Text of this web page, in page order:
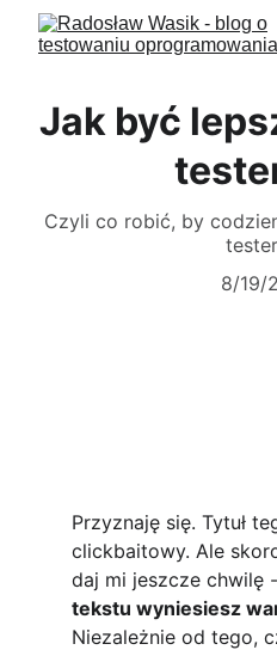
Jak być
Czyli co robić, by
8/19/
Przyznaję się. Tytuł
clickbaitowy. Ale
daj mi jeszcze chwilę
tekstu wyniesiesz
Niezależnie od tego,